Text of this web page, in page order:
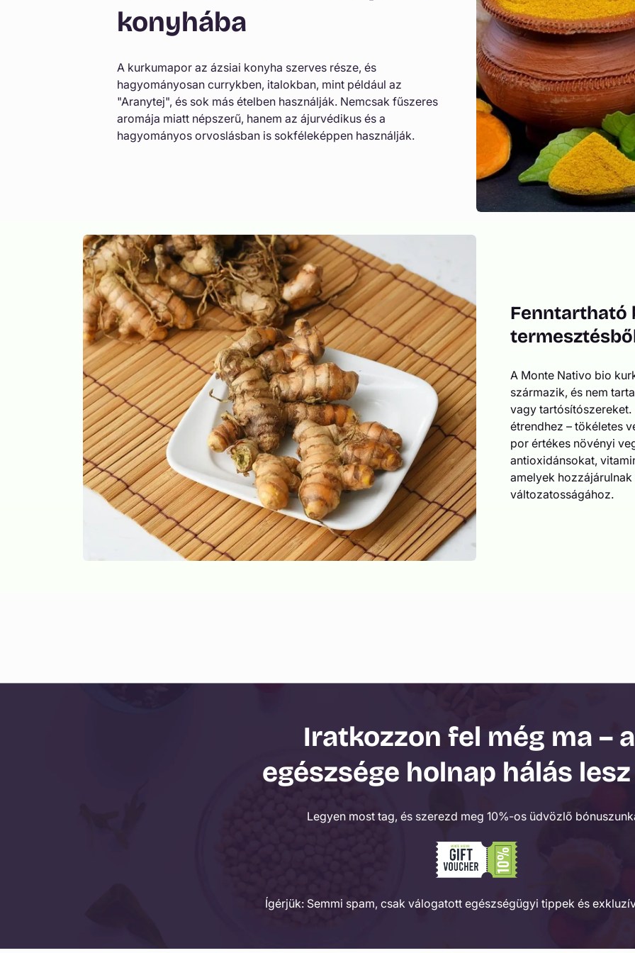
ó
a
r
t
a
konyhába
A kurkumapor az ázsiai konyha szerves része, és
hagyományosan currykben, italokban, mint például az
"Aranytej", és sok más ételben használják. Nemcsak fűszeres
aromája miatt népszerű, hanem az ájurvédikus és a
hagyományos orvoslásban is sokféleképpen használják.
Fenntartható
A Monte Nativo bio
származik, és nem
vagy tartósítószereket.
étrendhez – tökéletes
por értékes növényi
antioxidánsokat,
amelyek
változatosságához.
Iratkozzon fel még ma –
egészsége holnap hálás
Legyen most tag, és szerezd meg 10%-os üdvözlő
Ígérjük: Semmi spam, csak válogatott egészségügyi tippek és